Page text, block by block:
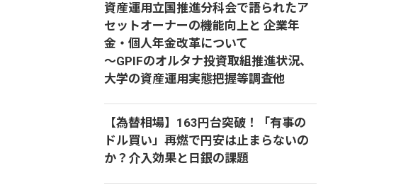
資産運用立国推進分科会で語られたア
セットオーナーの機能向上と 企業年
金・個人年金改革について
～GPIFのオルタナ投資取組推進状況、
大学の資産運用実態把握等調査他
【為替相場】163円台突破！「有事の
ドル買い」再燃で円安は止まらないの
か？介入効果と日銀の課題